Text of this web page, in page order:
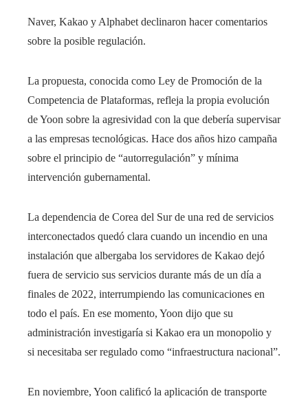
Naver, Kakao y Alphabet declinaron hacer comentarios
sobre la posible regulación.
La propuesta, conocida como Ley de Promoción de la
Competencia de Plataformas, refleja la propia evolución
de Yoon sobre la agresividad con la que debería supervisar
a las empresas tecnológicas. Hace dos años hizo campaña
sobre el principio de “autorregulación” y mínima
intervención gubernamental.
La dependencia de Corea del Sur de una red de servicios
interconectados quedó clara cuando un incendio en una
instalación que albergaba los servidores de Kakao dejó
fuera de servicio sus servicios durante más de un día a
finales de 2022, interrumpiendo las comunicaciones en
todo el país. En ese momento, Yoon dijo que su
administración investigaría si Kakao era un monopolio y
si necesitaba ser regulado como “infraestructura nacional”.
En noviembre, Yoon calificó la aplicación de transporte